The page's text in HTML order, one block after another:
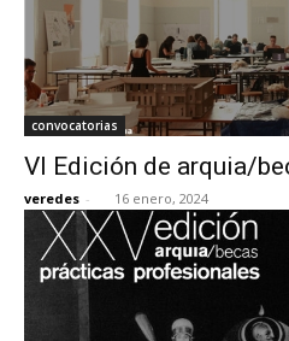
convocatorias
VI Edición de arquia/
veredes - 16 enero, 2024